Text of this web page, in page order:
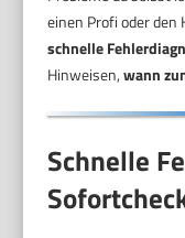
einen Profi oder
schnelle
Hinweisen,wann
Schnelle